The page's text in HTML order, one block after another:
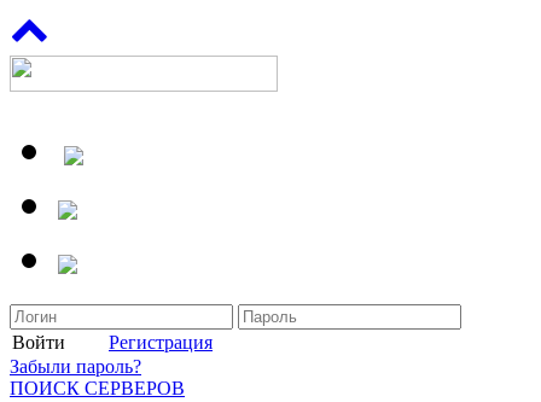
Войти
Регистрация
Забыли пароль?
ПОИСК СЕРВЕРОВ